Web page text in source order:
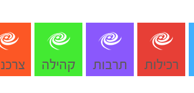
רכילות תרבות קהילה